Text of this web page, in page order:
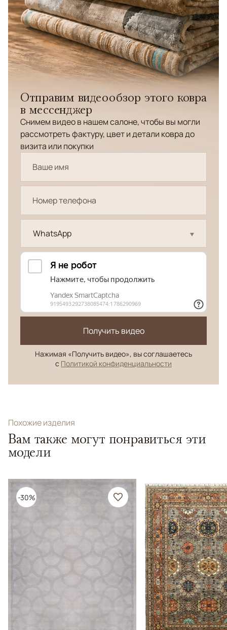
Отправим видеообзор этого ковра
в мессенджер
Снимем видео в нашем салоне, чтобы вы могли
рассмотреть фактуру, цвет и детали ковра до
визита или покупки
WhatsApp
Получить видео
Нажимая «Получить видео», вы соглашаетесь
с Политикой конфиденциальности
Похожие изделия
Вам также могут понравиться эти
модели
-30%